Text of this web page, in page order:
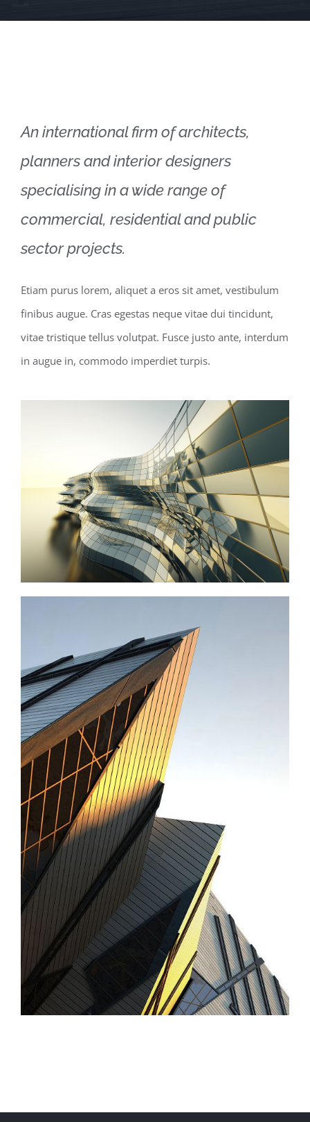
An international firm of architects,
planners and interior designers
specialising in a wide range of
commercial, residential and public
sector projects.
Etiam purus lorem, aliquet a eros sit amet, vestibulum
finibus augue. Cras egestas neque vitae dui tincidunt,
vitae tristique tellus volutpat. Fusce justo ante, interdum
in augue in, commodo imperdiet turpis.